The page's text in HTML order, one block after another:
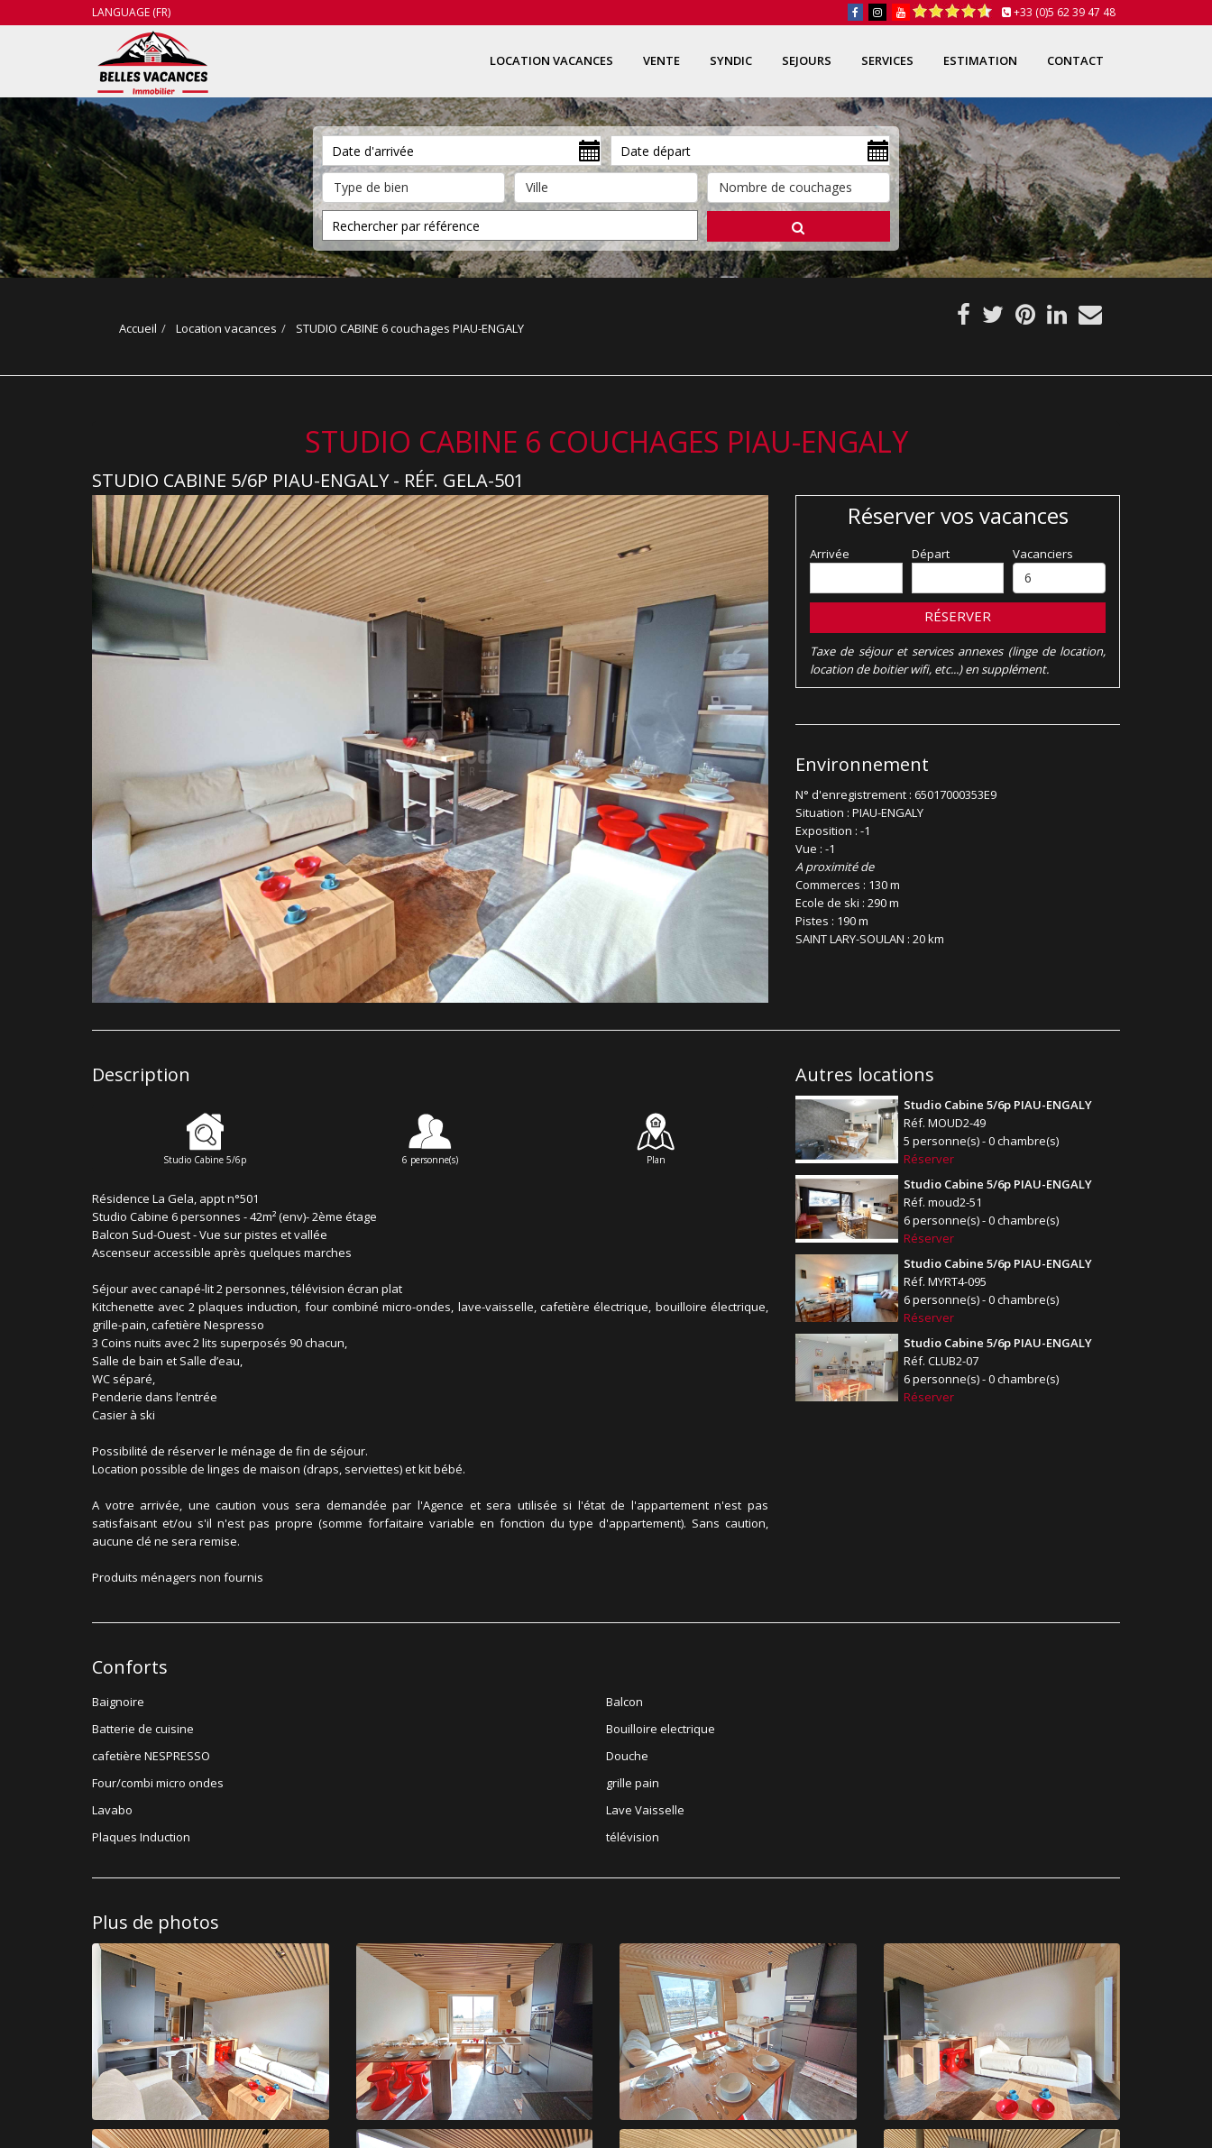
LANGUAGE (FR) +33 (0)5 62 39 47 48
LOCATION VACANCES VENTE SYNDIC SEJOURS SERVICES ESTIMATION CONTACT
Accueil Location vacances STUDIO CABINE 6 couchages PIAU-ENGALY
STUDIO CABINE 6 COUCHAGES PIAU-ENGALY
STUDIO CABINE 5/6P PIAU-ENGALY - RÉF. GELA-501
Réserver vos vacances
Arrivée Départ Vacanciers
RÉSERVER
Taxe de séjour et services annexes (linge de location,
location de boitier wifi, etc...) en supplément.
Environnement
N° d'enregistrement : 65017000353E9
Situation : PIAU-ENGALY
Exposition : -1
Vue : -1
A proximité de
Commerces : 130 m
Ecole de ski : 290 m
Pistes : 190 m
SAINT LARY-SOULAN : 20 km
Description
Studio Cabine 5/6p 6 personne(s) Plan
Résidence La Gela, appt n°501
Studio Cabine 6 personnes - 42m² (env)- 2ème étage
Balcon Sud-Ouest - Vue sur pistes et vallée
Ascenseur accessible après quelques marches
Séjour avec canapé-lit 2 personnes, télévision écran plat
Kitchenette avec 2 plaques induction, four combiné micro-ondes, lave-vaisselle, cafetière électrique, bouilloire électrique,
grille-pain, cafetière Nespresso
3 Coins nuits avec 2 lits superposés 90 chacun,
Salle de bain et Salle d’eau,
WC séparé,
Penderie dans l’entrée
Casier à ski
Possibilité de réserver le ménage de fin de séjour.
Location possible de linges de maison (draps, serviettes) et kit bébé.
A votre arrivée, une caution vous sera demandée par l'Agence et sera utilisée si l'état de l'appartement n'est pas
satisfaisant et/ou s'il n'est pas propre (somme forfaitaire variable en fonction du type d'appartement). Sans caution,
aucune clé ne sera remise.
Produits ménagers non fournis
Autres locations
Studio Cabine 5/6p PIAU-ENGALY
Réf. MOUD2-49
5 personne(s) - 0 chambre(s)
Réserver
Studio Cabine 5/6p PIAU-ENGALY
Réf. moud2-51
6 personne(s) - 0 chambre(s)
Réserver
Studio Cabine 5/6p PIAU-ENGALY
Réf. MYRT4-095
6 personne(s) - 0 chambre(s)
Réserver
Studio Cabine 5/6p PIAU-ENGALY
Réf. CLUB2-07
6 personne(s) - 0 chambre(s)
Réserver
Conforts
Baignoire
Balcon
Batterie de cuisine
Bouilloire electrique
cafetière NESPRESSO
Douche
Four/combi micro ondes
grille pain
Lavabo
Lave Vaisselle
Plaques Induction
télévision
Plus de photos